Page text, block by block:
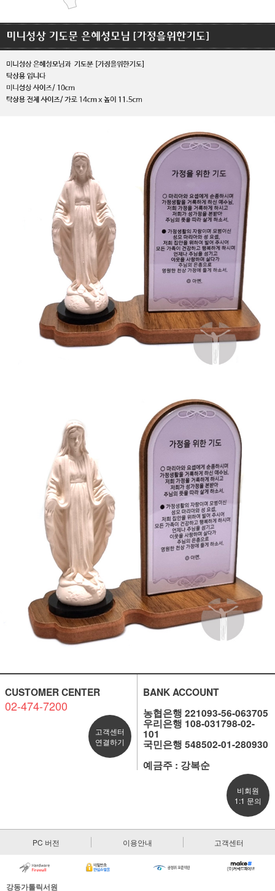
CUSTOMER CENTER
02-474-7200
고객센터
연결하기
BANK ACCOUNT
농협은행 221093-56-063705
우리은행 108-031798-02-
101
국민은행 548502-01-280930
예금주 : 강복순
비회원
1:1 문의
PC 버전 이용안내 고객센터
강동가톨릭서원